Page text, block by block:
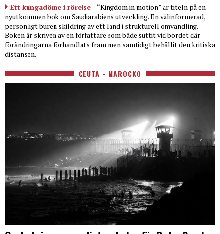
Ett kungadöme i rörelse– “Kingdom in motion” är titeln på en
nyutkommen bok om Saudiarabiens utveckling. En välinformerad,
personligt buren skildring av ett land i strukturell omvandling.
Boken är skriven av en författare som både suttit vid bordet där
förändringarna förhandlats fram men samtidigt behållit den kritiska
distansen.
CEUTA - MAROCKO